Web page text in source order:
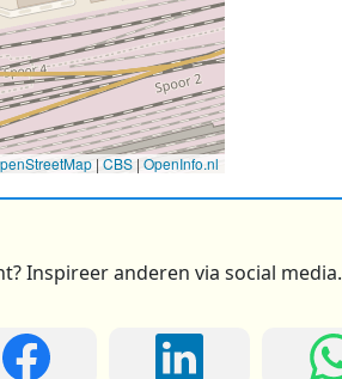
| CBS | OpenInfo.nl
Inspireer anderen via social media.